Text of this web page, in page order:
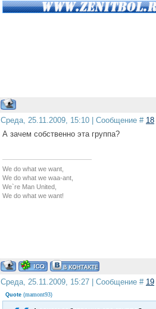
Среда, 25.11.2009, 15:10 | Сообщение # 18
А зачем собственно эта группа?
We do what we want,
We do what we waa-ant,
We`re Man United,
We do what we want!
Среда, 25.11.2009, 15:27 | Сообщение # 19
Quote (mamont93)